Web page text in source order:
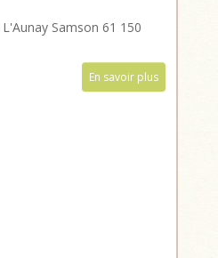
Samson 61 150
En savoir plus